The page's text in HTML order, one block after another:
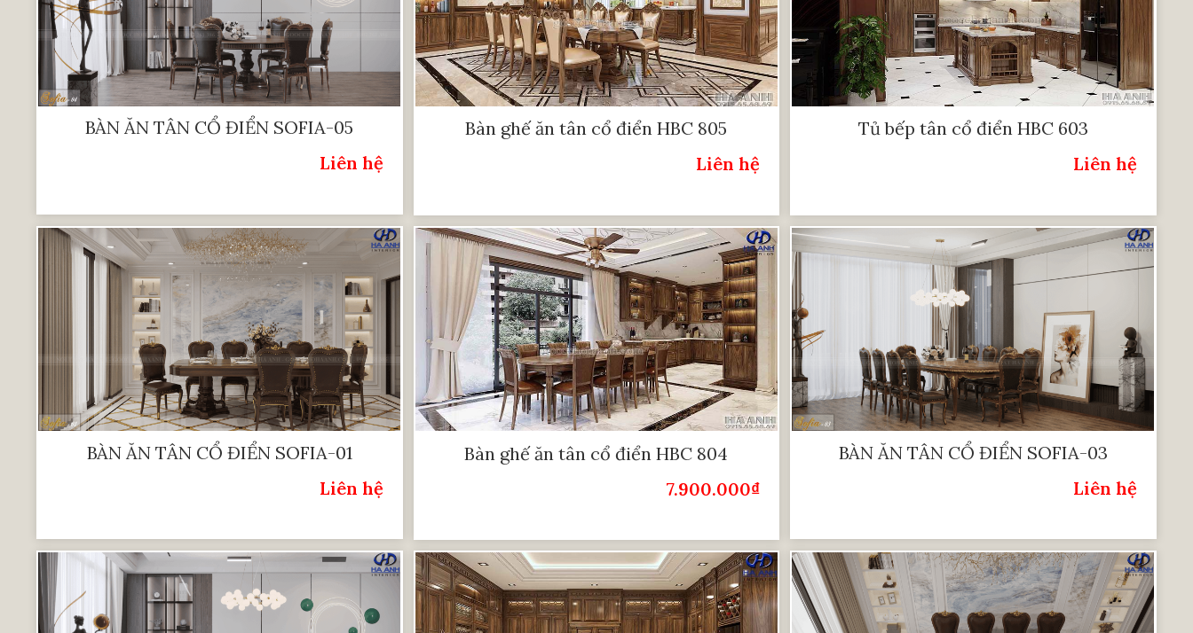
BÀN ĂN TÂN CỔ ĐIỂN SOFIA-05
Liên hệ
Bàn ghế ăn tân cổ điển HBC 805
Liên hệ
Tủ bếp tân cổ điển HBC 603
Liên hệ
BÀN ĂN TÂN CỔ ĐIỂN SOFIA-01
Liên hệ
Bàn ghế ăn tân cổ điển HBC 804
Giá Bán:7.900.000₫
BÀN ĂN TÂN CỔ ĐIỂN SOFIA-03
Liên hệ